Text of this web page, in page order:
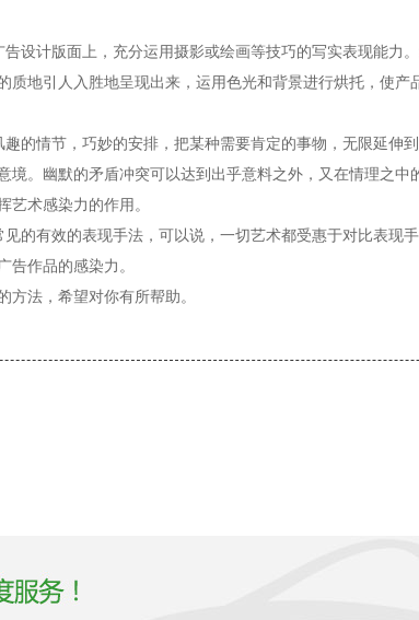
设计版面上，充分运用摄影或绘画等技巧的写实表现能力
质地引人入胜地呈现出来，运用色光和背景进行烘托，使产
的情节，巧妙的安排，把某种需要肯定的事物，无限延伸
境。幽默的矛盾冲突可以达到出乎意料之外，又在情理之中
艺术感染力的作用。
的有效的表现手法，可以说，一切艺术都受惠于对比表现
告作品的感染力。
方法，希望对你有所帮助。